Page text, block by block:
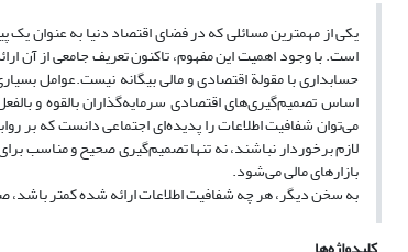
یکی از مهمترین مسائلی که در فضای اقتصاد دنیا به عنوان
است. با وجود اهمیت این مفهوم، تاکنون تعریف جامعی از آن
حسابداری با مقولة اقتصادی و مالی بیگانه نیست.عوامل
اساس تصمیم‌گیری‌های اقتصادی سرمایه‌گذاران بالقوه و
می‌توان شفافیت اطلاعات را پدیده‌ای اجتماعی دانست که بر
لازم برخوردار نباشند، نه تنها تصمیم‌گیری صحیح و مناسب
بازارهای مالی می‌شود.
به سخن دیگر، هر چه شفافیت اطلاعات ارائه شده کمتر باشد،